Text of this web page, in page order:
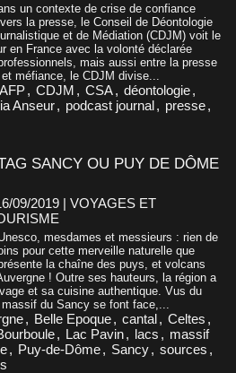
un contexte de crise de confiance
la presse, le Conseil de Déontologie
et de Médiation (CDJM) voit le
en France avec la volonté déclarée
mais aussi entre la presse
méfiance, le CDJM divise...
AFP, CDJM , CSA, déontologie,
Anseur, podcast journal, presse,
SANCY OU PUY DE DÔME
09/2019 | VOYAGES ET
mesdames et messieurs : rien de
pour cette merveille naturelle que
la chaîne des puys, et volcans
! Outre ses hauteurs, la région a
et sa cuisine authentique. Vus du
du Sancy se font face,...
, Belle Epoque, cantal, Celtes ,
, Lac Pavin, lacs , massif
, Puy-de-Dôme, Sancy, sources ,